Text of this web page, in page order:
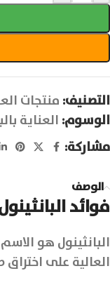
التصنيف: منتجات
الوسوم: العناية
مشاركة:
الوصف
فوائد
العالية على